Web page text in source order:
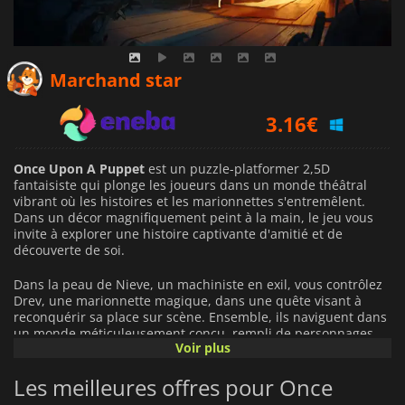
Marchand star
3.16€
6.99€
Once Upon A Puppet est un puzzle-platformer 2,5D
fantaisiste qui plonge les joueurs dans un monde théâtral
vibrant où les histoires et les marionnettes s'entremêlent.
Dans un décor magnifiquement peint à la main, le jeu vous
invite à explorer une histoire captivante d'amitié et de
découverte de soi.
Dans la peau de Nieve, un machiniste en exil, vous contrôlez
Drev, une marionnette magique, dans une quête visant à
reconquérir sa place sur scène. Ensemble, ils naviguent dans
un monde méticuleusement conçu, rempli de personnages
charmants et d'énigmes captivantes qui exigent de maîtriser
dévoilez des histoires oubliées et affrontez vos doutes en
tentant de percer les mystères du Royaume du Théâtre.
Voir plus
Les meilleures offres pour Once